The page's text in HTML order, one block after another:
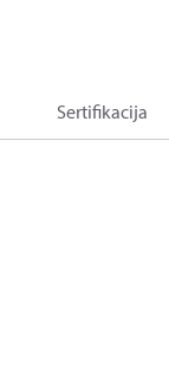
Sertifikacija